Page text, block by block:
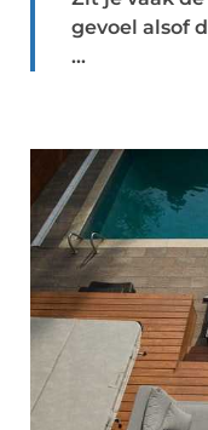
gevoel alsof
...